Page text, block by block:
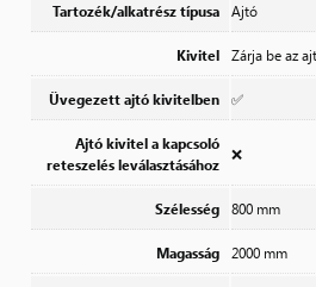
Tartozék/alkatrész típusa Ajtó
Kivitel Zárja be az
Üvegezett ajtó kivitelben ✅
Ajtó kivitel a kapcsoló
reteszelés leválasztásához
❌
Szélesség 800 mm
Magasság 2000 mm